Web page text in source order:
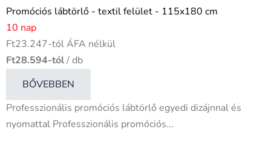
Promóciós lábtörlő - textil felület - 115x180 cm
10 nap
Ft23.247-tól ÁFA nélkül
Ft28.594-tól/ db
BŐVEBBEN
Professzionális promóciós lábtörlő egyedi dizájnnal és
nyomattal Professzionális promóciós...